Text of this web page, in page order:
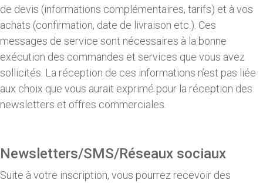
de devis (informations complémentaires, tarifs) et à vos
achats (confirmation, date de livraison etc.). Ces
messages de service sont nécessaires à la bonne
exécution des commandes et services que vous avez
sollicités. La réception de ces informations n’est pas liée
aux choix que vous aurait exprimé pour la réception des
newsletters et offres commerciales.
Newsletters/SMS/Réseaux sociaux
Suite à votre inscription, vous pourrez recevoir des